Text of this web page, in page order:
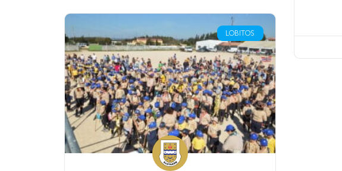
LOBITOS